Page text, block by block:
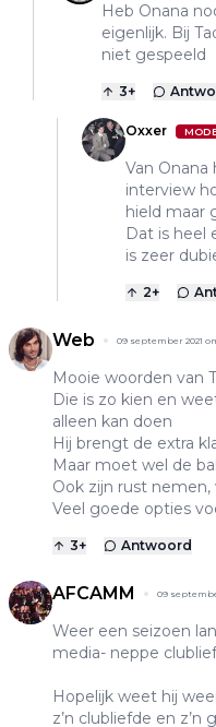
Heb Onana
eigenlijk. Bij
niet gespeeld
3+
Oxxer
Van
interview
hield maar
Dat is heel
is zeer
2+
Web 09 september 2021
Mooie woorden van
Die is zo kien en
alleen kan doen
Hij brengt de extra
Maar moet wel de
Ook zijn rust
Veel goede opties
3+ Antwoord
AFCAMM 09
Weer een seizoen
media- neppe
Hopelijk weet hij
z’n clubliefde en